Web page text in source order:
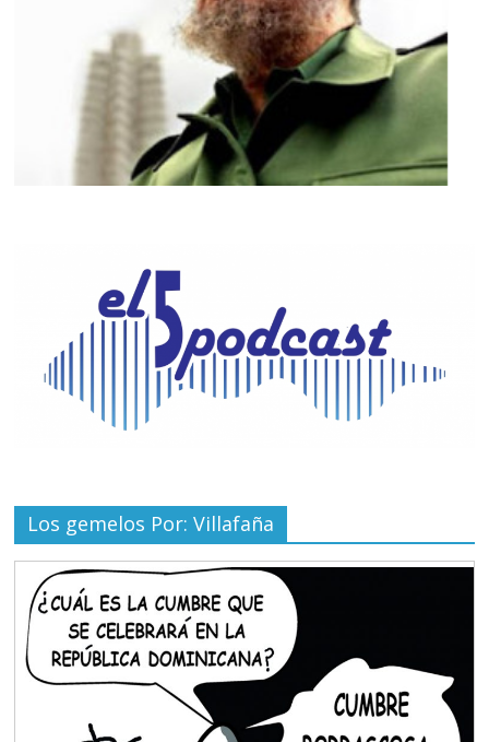
Los gemelos Por: Villafaña